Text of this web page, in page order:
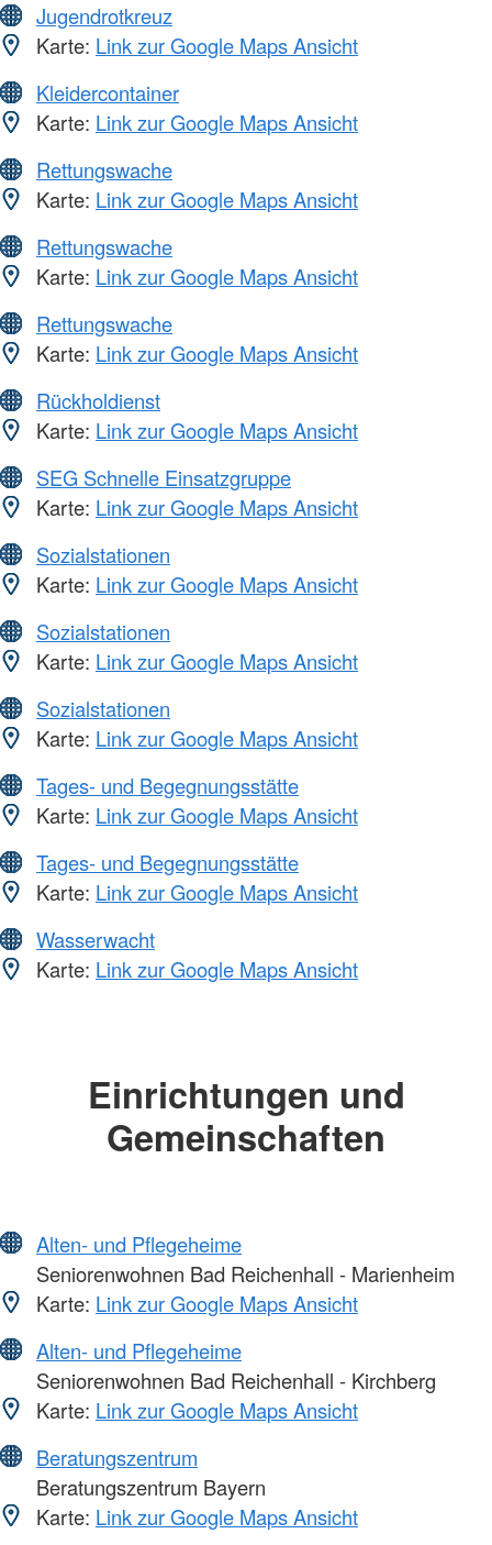
Jugendrotkreuz
Karte: Link zur Google Maps Ansicht
Kleidercontainer
Karte: Link zur Google Maps Ansicht
Rettungswache
Karte: Link zur Google Maps Ansicht
Rettungswache
Karte: Link zur Google Maps Ansicht
Rettungswache
Karte: Link zur Google Maps Ansicht
Rückholdienst
Karte: Link zur Google Maps Ansicht
SEG Schnelle Einsatzgruppe
Karte: Link zur Google Maps Ansicht
Sozialstationen
Karte: Link zur Google Maps Ansicht
Sozialstationen
Karte: Link zur Google Maps Ansicht
Sozialstationen
Karte: Link zur Google Maps Ansicht
Tages- und Begegnungsstätte
Karte: Link zur Google Maps Ansicht
Tages- und Begegnungsstätte
Karte: Link zur Google Maps Ansicht
Wasserwacht
Karte: Link zur Google Maps Ansicht
Einrichtungen und
Gemeinschaften
Alten- und Pflegeheime
Seniorenwohnen Bad Reichenhall - Marienheim
Karte: Link zur Google Maps Ansicht
Alten- und Pflegeheime
Seniorenwohnen Bad Reichenhall - Kirchberg
Karte: Link zur Google Maps Ansicht
Beratungszentrum
Beratungszentrum Bayern
Karte: Link zur Google Maps Ansicht